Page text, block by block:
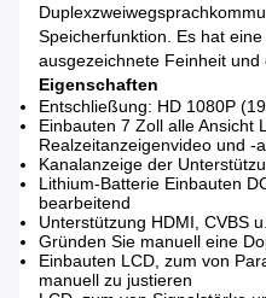
Speicherfunktion. Es hat
ausgezeichnete Feinheit und
Eigenschaften
Entschließung: HD 1080P
Einbauten 7 Zoll alle Ansicht
Realzeitanzeigenvideo und -
Kanalanzeige der
Lithium-Batterie Einbauten
bearbeitend
Unterstützung HDMI, CVBS
Gründen Sie manuell eine
Einbauten LCD, zum von
manuell zu justieren